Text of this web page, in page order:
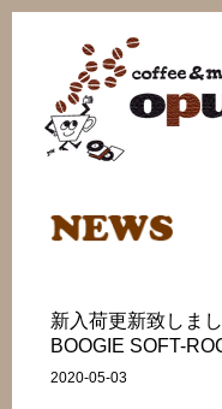
新入荷更新致しま
BOOGIE SOFT-
2020-05-03